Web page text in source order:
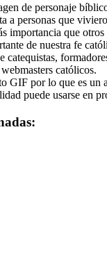
de personaje
a personas que
importancia que
de nuestra fe
catequistas,
webmasters católicos.
GIF por lo que es un
puede usarse en